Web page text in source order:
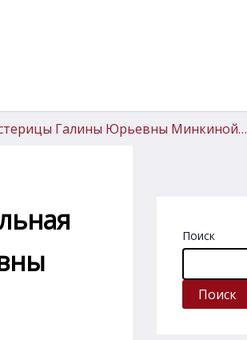
Галины Юрьевны Минкиной…
Поиск
Поиск